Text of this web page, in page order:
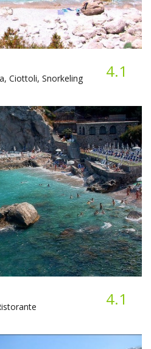
Ciottoli, Snorkeling 4.1
4.1